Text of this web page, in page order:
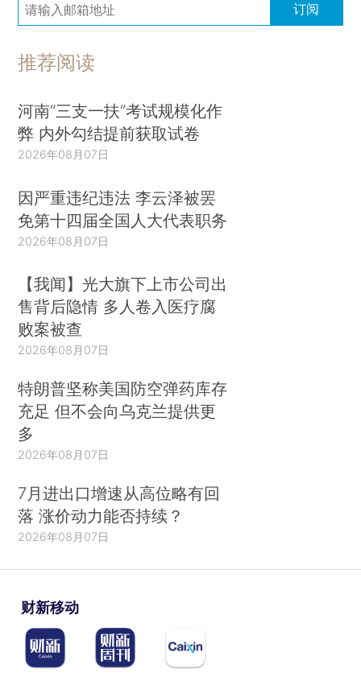
订阅
推荐阅读
河南“三支一扶”考试规模化作
弊 内外勾结提前获取试卷
2026年08月07日
因严重违纪违法 李云泽被罢
免第十四届全国人大代表职务
2026年08月07日
【我闻】光大旗下上市公司出
售背后隐情 多人卷入医疗腐
败案被查
2026年08月07日
特朗普坚称美国防空弹药库存
充足 但不会向乌克兰提供更
多
2026年08月07日
7月进出口增速从高位略有回
落 涨价动力能否持续？
2026年08月07日
财新移动